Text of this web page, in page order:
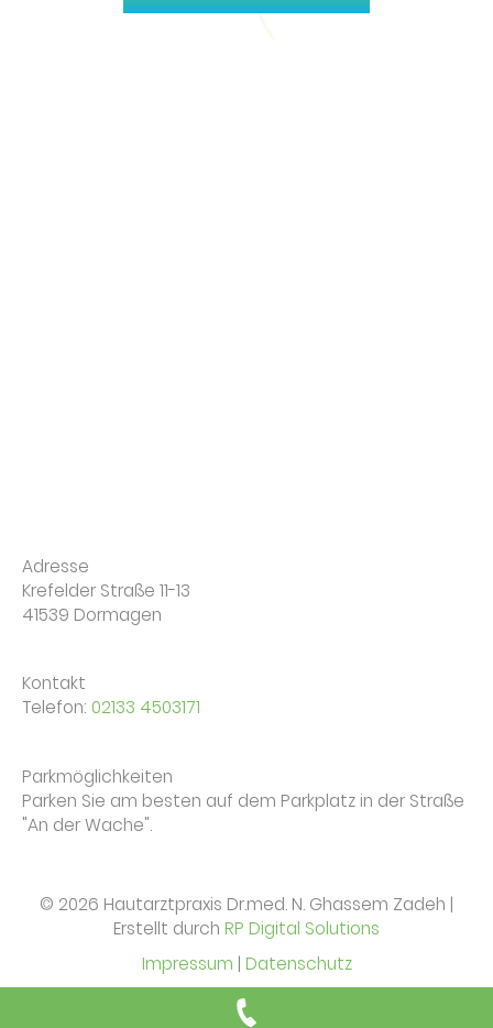
Adresse
Krefelder Straße 11-13
41539 Dormagen
Kontakt
Telefon: 02133 4503171
Parkmöglichkeiten
Parken Sie am besten auf dem Parkplatz in der Straße
"An der Wache".
© 2026 Hautarztpraxis Dr.med. N. Ghassem Zadeh |
Erstellt durch RP Digital Solutions
Impressum | Datenschutz